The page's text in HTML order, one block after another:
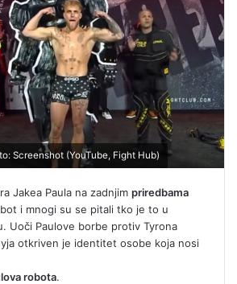
Screenshot (YouTube, Fight Hub)
Jakea Paula na zadnjim priredbama
i mnogi su se pitali tko je to u
Uoči Paulove borbe protiv Tyrona
otkriven je identitet osobe koja nosi
robota.